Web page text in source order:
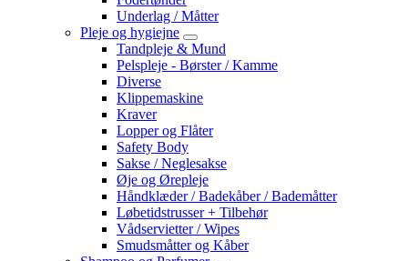
Underlag / Måtter
Pleje og hygiejne
Tandpleje & Mund
Pelspleje - Børster / Kamme
Diverse
Klippemaskine
Kraver
Lopper og Flåter
Safety Body
Sakse / Neglesakse
Øje og Ørepleje
Håndklæder / Badekåber / Bademåtter
Løbetidstrusser + Tilbehør
Vådservietter / Wipes
Smudsmåtter og Kåber